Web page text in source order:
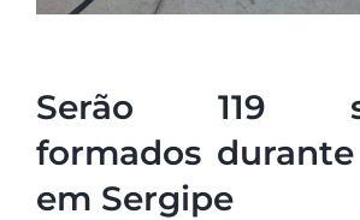
Serão 119
formados
em Sergipe